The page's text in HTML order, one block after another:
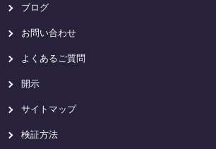
ブログ
お問い合わせ
よくあるご質問
開示
サイトマップ
検証方法